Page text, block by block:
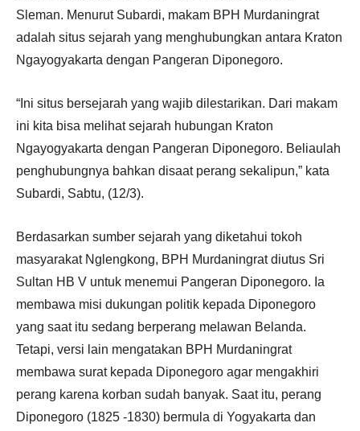
Sleman. Menurut Subardi, makam BPH Murdaningrat
adalah situs sejarah yang menghubungkan antara Kraton
Ngayogyakarta dengan Pangeran Diponegoro.
“Ini situs bersejarah yang wajib dilestarikan. Dari makam
ini kita bisa melihat sejarah hubungan Kraton
Ngayogyakarta dengan Pangeran Diponegoro. Beliaulah
penghubungnya bahkan disaat perang sekalipun,” kata
Subardi, Sabtu, (12/3).
Berdasarkan sumber sejarah yang diketahui tokoh
masyarakat Nglengkong, BPH Murdaningrat diutus Sri
Sultan HB V untuk menemui Pangeran Diponegoro. Ia
membawa misi dukungan politik kepada Diponegoro
yang saat itu sedang berperang melawan Belanda.
Tetapi, versi lain mengatakan BPH Murdaningrat
membawa surat kepada Diponegoro agar mengakhiri
perang karena korban sudah banyak. Saat itu, perang
Diponegoro (1825 -1830) bermula di Yogyakarta dan